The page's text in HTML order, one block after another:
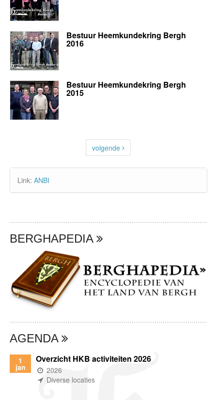
Bestuur Heemkundekring Bergh
2016
Bestuur Heemkundekring Bergh
2015
volgende
Link: ANBI
BERGHAPEDIA
AGENDA
1
jan
Overzicht HKB activiteiten 2026
(wanneer)
2026
(waar)
Diverse locaties